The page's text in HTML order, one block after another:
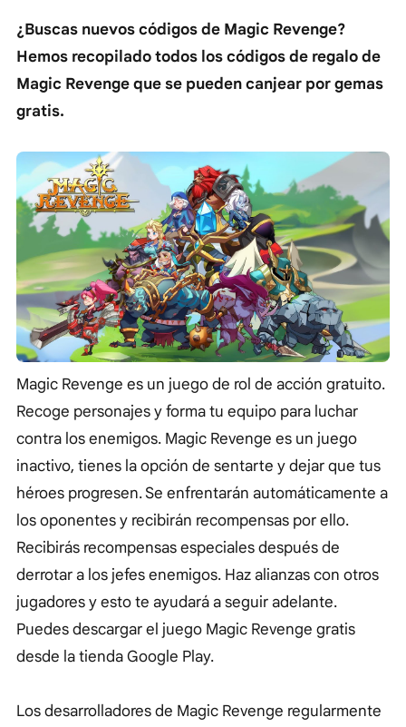
¿Buscas nuevos códigos de Magic Revenge?
Hemos recopilado todos los códigos de regalo de
Magic Revenge que se pueden canjear por gemas
gratis.
Magic Revenge es un juego de rol de acción gratuito.
Recoge personajes y forma tu equipo para luchar
contra los enemigos. Magic Revenge es un juego
inactivo, tienes la opción de sentarte y dejar que tus
héroes progresen. Se enfrentarán automáticamente a
los oponentes y recibirán recompensas por ello.
Recibirás recompensas especiales después de
derrotar a los jefes enemigos. Haz alianzas con otros
jugadores y esto te ayudará a seguir adelante.
Puedes descargar el juego Magic Revenge gratis
desde la tienda Google Play.
Los desarrolladores de Magic Revenge regularmente